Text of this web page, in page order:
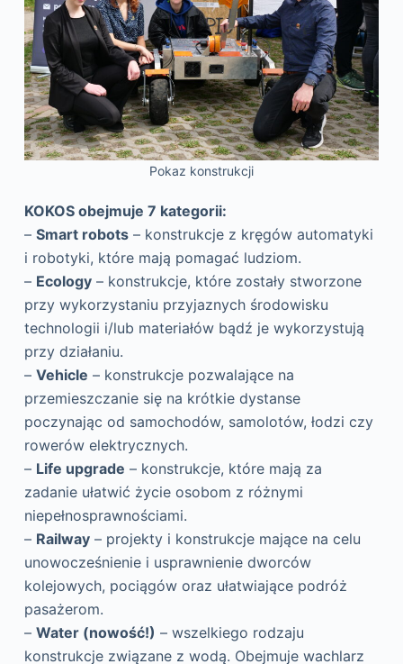
Pokaz konstrukcji
KOKOS obejmuje 7 kategorii:
– Smart robots– konstrukcje z kręgów automatyki
i robotyki, które mają pomagać ludziom.
– Ecology– konstrukcje, które zostały stworzone
przy wykorzystaniu przyjaznych środowisku
technologii i/lub materiałów bądź je wykorzystują
przy działaniu.
– Vehicle – konstrukcje pozwalające na
przemieszczanie się na krótkie dystanse
poczynając od samochodów, samolotów, łodzi czy
rowerów elektrycznych.
– Life upgrade – konstrukcje, które mają za
zadanie ułatwić życie osobom z różnymi
niepełnosprawnościami.
– Railway– projekty i konstrukcje mające na celu
unowocześnienie i usprawnienie dworców
kolejowych, pociągów oraz ułatwiające podróż
pasażerom.
– Water (nowość!) – wszelkiego rodzaju
konstrukcje związane z wodą. Obejmuje wachlarz